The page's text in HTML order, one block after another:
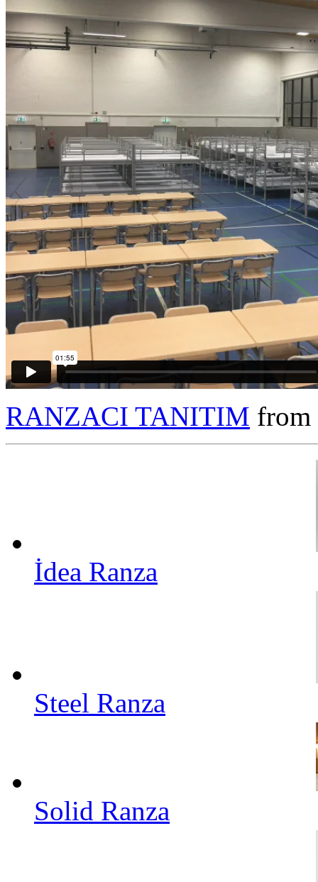
RANZACI TANITIM from
İdea Ranza
Steel Ranza
Solid Ranza